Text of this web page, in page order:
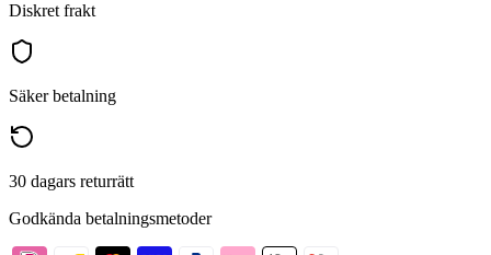
Diskret frakt
Säker betalning
30 dagars returrätt
Godkända betalningsmetoder